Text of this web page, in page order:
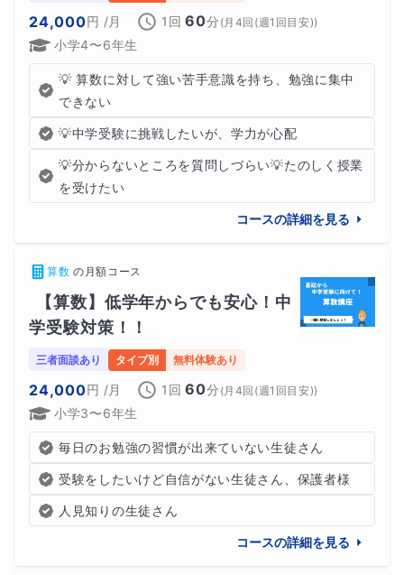
24,000円 /月 1回 60分 (月4回(週1回目安))
小学4〜6年生
‪💡‬ 算数に対して強い苦手意識を持ち、勉強に集中
できない
‪💡‬中学受験に挑戦したいが、学力が心配
‪💡‬分からないところを質問しづらい‪💡‬たのしく授業
を受けたい
コースの詳細を見る
算数 の 月額コース
【算数】低学年からでも安心！中
学受験対策！！
三者面談あり タイプ別 無料体験あり
24,000円 /月 1回 60分 (月4回(週1回目安))
小学3〜6年生
毎日のお勉強の習慣が出来ていない生徒さん
受験をしたいけど自信がない生徒さん、保護者様
人見知りの生徒さん
コースの詳細を見る